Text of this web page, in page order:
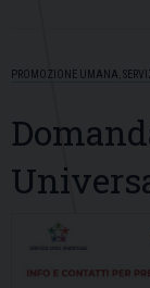
PROMOZIONE UMANA